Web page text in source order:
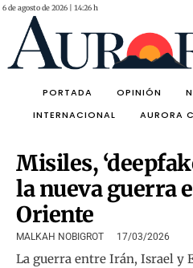
6 de agosto de 2026 | 14:26 h
PORTADA OPINIÓN
INTERNACIONAL
AURORA
Misiles,
la nueva guerra
Oriente
MALKAH NOBIGROT 17/03/2026
La guerra entre Irán, Israel y